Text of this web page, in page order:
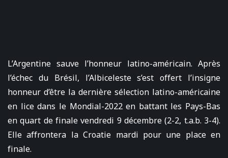
L’Argentine sauve l’honneur latino-américain. Après
l’échec du Brésil, l’Albiceleste s’est offert l’insigne
honneur d’être la dernière sélection latino-américaine
en lice dans le Mondial-2022 en battant les Pays-Bas
en quart de finale vendredi 9 décembre (2-2, t.a.b. 3-4).
Elle affrontera la Croatie mardi pour une place en
finale.